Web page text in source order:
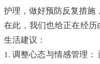
护理，做好预防反复措施
在此，我们也给正在经
生活建议：
1. 调整心态与情感管理